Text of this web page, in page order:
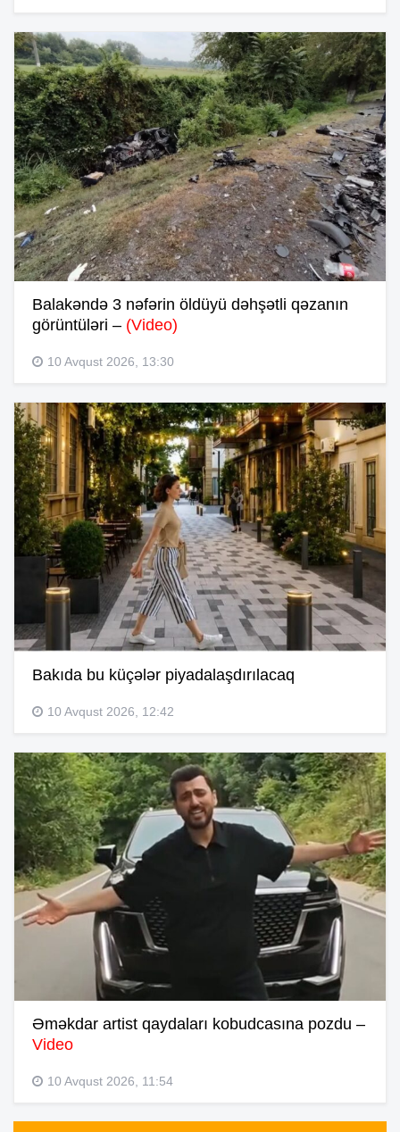
Balakəndə 3 nəfərin öldüyü dəhşətli qəzanın
görüntüləri – (Video)
10 Avqust 2026, 13:30
Bakıda bu küçələr piyadalaşdırılacaq
10 Avqust 2026, 12:42
Əməkdar artist qaydaları kobudcasına pozdu –
Video
10 Avqust 2026, 11:54